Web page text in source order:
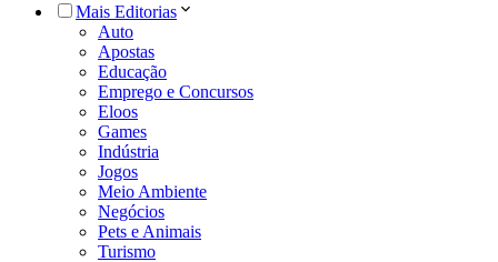
Mais Editorias
Auto
Apostas
Educação
Emprego e Concursos
Eloos
Games
Indústria
Jogos
Meio Ambiente
Negócios
Pets e Animais
Turismo